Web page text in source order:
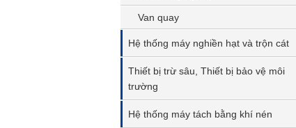
Van quay
Hệ thống máy nghiền hạt và trộn cát
Thiết bị trừ sâu, Thiết bị bảo vệ môi
trường
Hệ thống máy tách bằng khí nén